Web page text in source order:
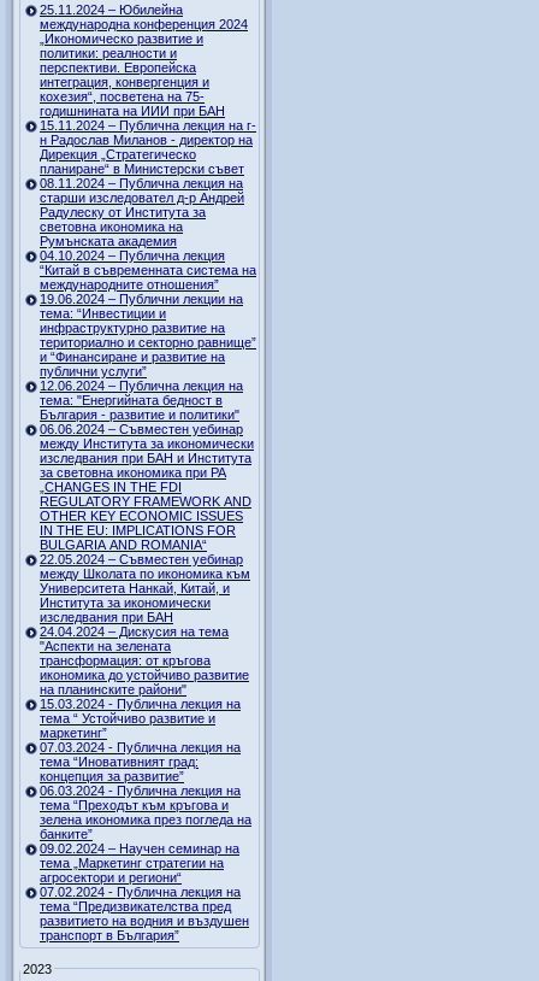
25.11.2024 – Юбилейна
международна конференция 2024
„Икономическо развитие и
политики: реалности и
перспективи. Европейска
интеграция, конвергенция и
кохезия“, посветена на 75-
годишнината на ИИИ при БАН
15.11.2024 – Публична лекция на г-
н Радослав Миланов - директор на
Дирекция „Стратегическо
планиране“ в Министерски съвет
08.11.2024 – Публична лекция на
старши изследовател д-р Андрей
Радулеску от Института за
световна икономика на
Румънската академия
04.10.2024 – Публична лекция
“Китай в съвременната система на
международните отношения”
19.06.2024 – Публични лекции на
тема: “Инвестиции и
инфраструктурно развитие на
териториално и секторно равнище”
и “Финансиране и развитие на
публични услуги”
12.06.2024 – Публична лекция на
тема: "Енергийната бедност в
България - развитие и политики"
06.06.2024 – Съвместен уебинар
между Института за икономически
изследвания при БАН и Института
за световна икономика при РА
„CHANGES IN THE FDI
REGULATORY FRAMEWORK AND
OTHER KEY ECONOMIC ISSUES
IN THE EU: IMPLICATIONS FOR
BULGARIA AND ROMANIA“
22.05.2024 – Съвместен уебинар
между Школата по икономика към
Университета Нанкай, Китай, и
Института за икономически
изследвания при БАН
24.04.2024 – Дискусия на тема
"Аспекти на зелената
трансформация: от кръгова
икономика до устойчиво развитие
на планинските райони"
15.03.2024 - Публична лекция на
тема “ Устойчиво развитие и
маркетинг”
07.03.2024 - Публична лекция на
тема “Иновативният град:
концепция за развитие”
06.03.2024 - Публична лекция на
тема “Преходът към кръгова и
зелена икономика през погледа на
банките”
09.02.2024 – Научен семинар на
тема „Маркетинг стратегии на
агросектори и региони“
07.02.2024 - Публична лекция на
тема “Предизвикателства пред
развитието на водния и въздушен
транспорт в България”
2023